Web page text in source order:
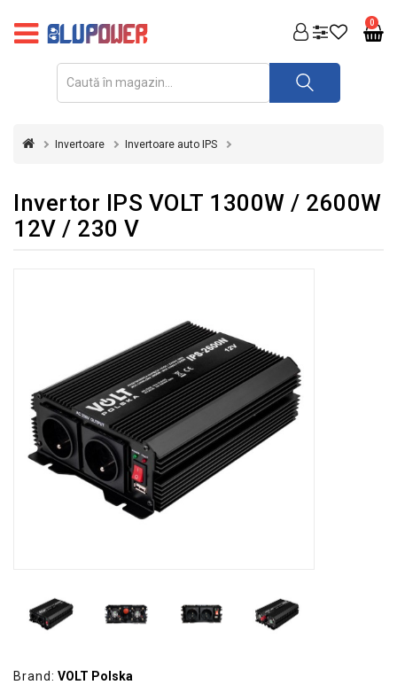
0
FOTOVOLTAICE
REDRESOARE
INVERTOARE
GRADINA
SCULE
ECHIPAMENTE
KITURI
FOTOVOLTAICE
Invertoare Invertoare auto IPS
Invertor IPS VOLT 1300W / 2600W
12V / 230 V
Brand: VOLT Polska